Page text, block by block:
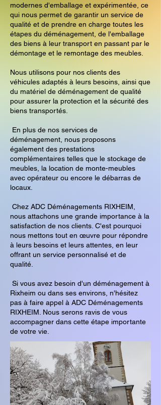
modernes d'emballage et expérimentée, ce
qui nous permet de garantir un service de
qualité et de prendre en charge toutes les
étapes du déménagement, de l'emballage
des biens à leur transport en passant par le
démontage et le remontage des meubles.
Nous utilisons pour nos clients des
véhicules adaptés à leurs besoins, ainsi que
du matériel de déménagement de qualité
pour assurer la protection et la sécurité des
biens transportés.
En plus de nos services de
déménagement, nous proposons
également des prestations
complémentaires telles que le stockage de
meubles, la location de monte-meubles
avec opérateur ou encore le débarras de
locaux.
Chez ADC Déménagements RIXHEIM,
nous attachons une grande importance à la
satisfaction de nos clients. C'est pourquoi
nous mettons tout en œuvre pour répondre
à leurs besoins et leurs attentes, en leur
offrant un service personnalisé et de
qualité.
Si vous avez besoin d'un déménagement à
Rixheim ou dans ses environs, n'hésitez
pas à faire appel à ADC Déménagements
RIXHEIM. Nous serons ravis de vous
accompagner dans cette étape importante
de votre vie.